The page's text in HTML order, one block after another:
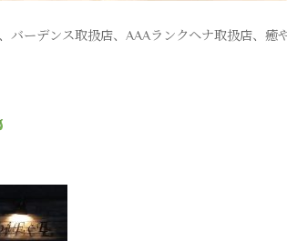
バーデンス取扱店、AAAランクヘナ取扱店、